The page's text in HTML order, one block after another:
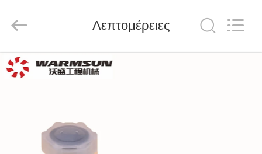
ΣΠΊΤΙ
ΠΕΡΊΠΟΥ
Co.,
Reserved.
Λεπτομέρειες